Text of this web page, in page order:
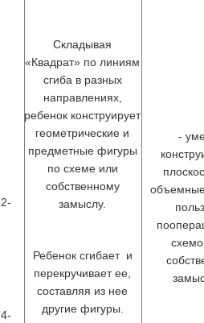
Складывая
«Квадрат» по линиям
сгиба в разных
направлениях,
ребенок конструирует
геометрические и
предметные фигуры
по схеме или
собственному
замыслу.
Ребенок сгибает и
перекручивает ее,
составляя из нее
другие фигуры.
-